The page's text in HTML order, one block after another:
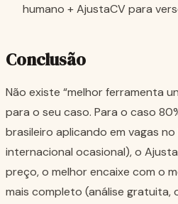
humano + AjustaCV para
Conclusão
Não existe “melhor ferramenta
para o seu caso. Para o caso
brasileiro aplicando em vagas no
internacional ocasional), o
preço, o melhor encaixe com o
mais completo (análise gratuita,